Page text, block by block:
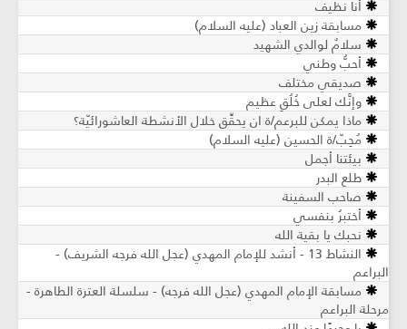
أنا نظيف
مسابقة زين العباد (عليه السلام)
سلامٌ لوالدي الشهيد
أحبُّ وطني
صديقي مختلف
وإنَّك لعلى خُلُقٍ عظيم
ماذا يمكن للبرعم/ة ان يحقِّق خلال الأنشطة العاشورائيّة؟
مُحِبّ/ة الحسين (عليه السلام)
بيئتنا أجمل
طلع البدر
صاحب السفينة
أختبرُ بنفسي
نحبك يا بقية الله
النشاط 13 - أنشد للإمام المهدي (عجل الله فرجه الشريف) -
البراعم
مسابقة الإمام المهدي (عجل الله فرجه) - سلسلة العترة الطاهرة -
مرحلة البراعم